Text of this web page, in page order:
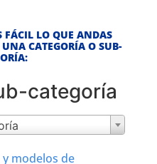
FÁCIL LO QUE ANDAS
CATEGORÍA O SUB-
categoría
modelos de